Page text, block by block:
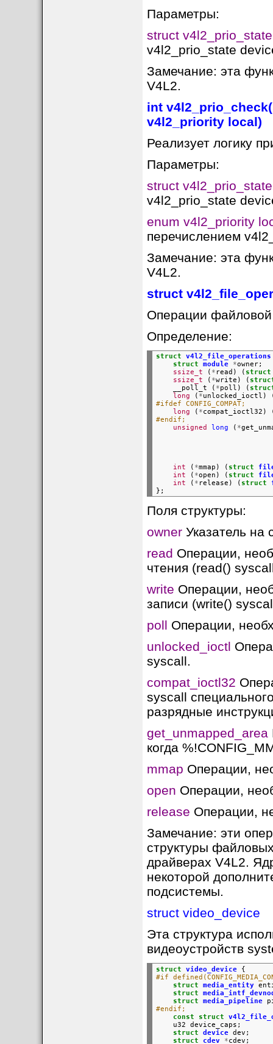
Параметры:
struct
v4l2_prio_state
Замечание: эта
V4L2.
int
v4l2_priority local)
Реализует логику
Параметры:
struct
v4l2_prio_state
enum v4l2_priority
перечислением
Замечание: эта
V4L2.
struct
Операции
Определение:
struct
v4l2_file_operations
struct
module *owner;
ssize_t
( * read) ( struct
ssize_t
( *write) (
__poll_t
( *poll) (
long
( *unlocked_ioctl)
#ifdef CONFIG_COMPAT;
long
( *compat_ioctl32)
#endif;
unsigned
long ( *
int ( *mmap) ( struct
int
( *open) ( struct
int
( * release) ( struct
Поля структуры:
ownerУказатель на
read Операции,
чтения (read()
write Операции,
записи (write()
poll Операции,
unlocked_ioctl
syscall.
compat_ioctl32
syscall
разрядные
get_unmapped_area
когда
mmap Операции,
open Операции,
release Операции,
Замечание: эти
структуры
драйверах V4L2.
некоторой
подсистемы.
struct video_device
Эта структура
видеоустройств
struct video_device
{
#if
struct
media_entity
struct
struct
media_pipeline
#endif;
const
struct
u32
device_caps;
struct
device dev;
struct
cdev *cdev;